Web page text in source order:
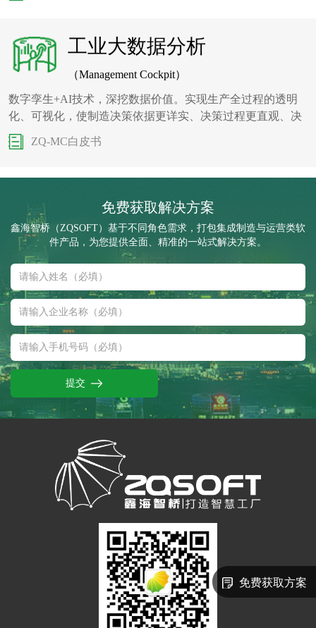
工业大数据分析
（Management Cockpit）
数字孪生+AI技术，深挖数据价值。实现生产全过程的透明
化、可视化，使制造决策依据更详实、决策过程更直观、决
策结果更合理。
ZQ-MC白皮书
免费获取解决方案
鑫海智桥（ZQSOFT）基于不同角色需求，打包集成制造与运营类软
件产品，为您提供全面、精准的一站式解决方案。
提交
免费获取方案